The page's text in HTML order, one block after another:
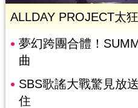
ALLDAY PROJECT太
夢幻跨團合體！
曲
SBS歌謠大戰驚見放
住